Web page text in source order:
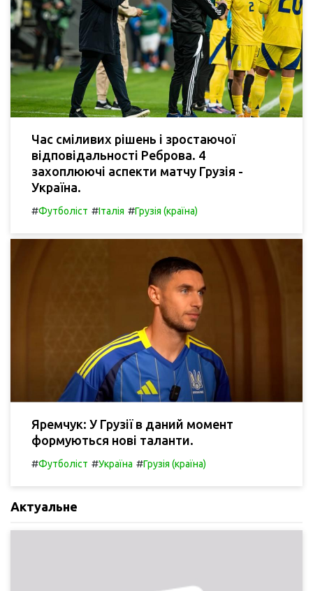
Час сміливих рішень і зростаючої
відповідальності Реброва. 4
захоплюючі аспекти матчу Грузія -
Україна.
#Футболіст #Італія #Грузія (країна)
Яремчук: У Грузії в даний момент
формуються нові таланти.
#Футболіст #Україна #Грузія (країна)
Актуальне